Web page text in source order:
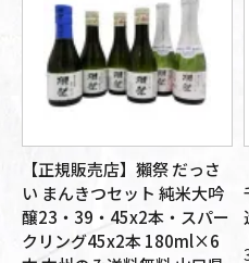
【正規販売店】獺祭 だっさ
い まんきつセット 純米大吟
醸23・39・45x2本・スパー
クリング45x2本 180ml×6